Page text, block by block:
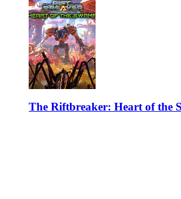
The Riftbreaker: Heart of the